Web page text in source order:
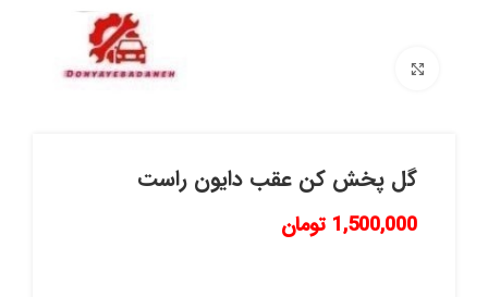
گل پخش کن عقب دایون راست
1,500,000 تومان